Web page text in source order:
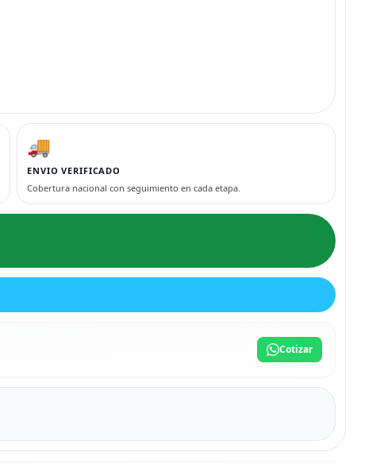
🚚
ENVIO VERIFICADO
Cobertura nacional con seguimiento en cada etapa.
Cotizar